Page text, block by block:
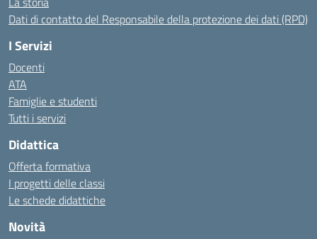
Dati di contatto del Responsabile della protezione dei dati (RPD)
I Servizi
Docenti
ATA
Famiglie e studenti
Tutti i servizi
Didattica
Offerta formativa
I progetti delle classi
Le schede didattiche
Novità